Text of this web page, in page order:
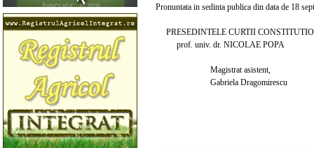
Pronuntata in sedinta publica din data de 18
PRESEDINTELE CURTII
prof. univ. dr. NICOLAE POPA
Magistrat asistent,
Gabriela Dragomirescu